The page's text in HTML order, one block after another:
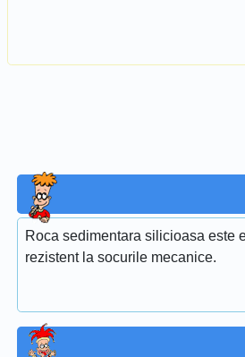
Roca sedimentara silicioasa este
rezistent la socurile mecanice.